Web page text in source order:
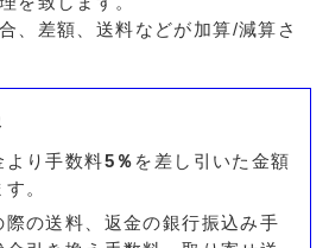
、差額、送料などが加算/減算さ
より手数料5％ を差し引いた金額
。
際の送料、返金の銀行振込み手